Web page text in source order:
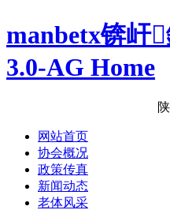
manbetx锛屽
3.0-AG Home
网站首页
协会概况
政策传真
新闻动态
老体风采